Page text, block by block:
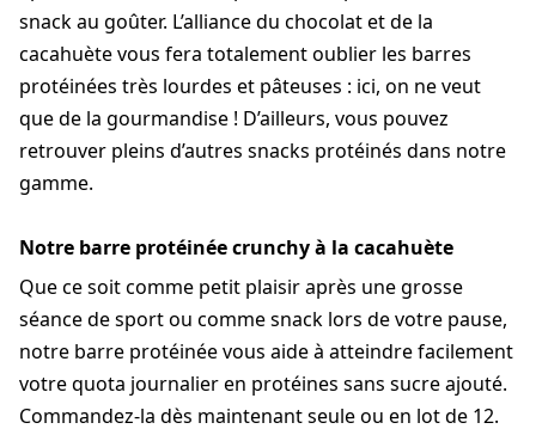
snack au goûter. L’alliance du chocolat et de la
cacahuète vous fera totalement oublier les barres
protéinées très lourdes et pâteuses : ici, on ne veut
que de la gourmandise ! D’ailleurs, vous pouvez
retrouver pleins d’autres snacks protéinés dans notre
gamme.
Notre barre protéinée crunchy à la cacahuète
Que ce soit comme petit plaisir après une grosse
séance de sport ou comme snack lors de votre pause,
notre barre protéinée vous aide à atteindre facilement
votre quota journalier en protéines sans sucre ajouté.
Commandez-la dès maintenant seule ou en lot de 12.